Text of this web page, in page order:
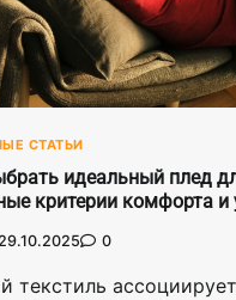
СТАТЬИ
идеальный плед
критерии комфорта и
29.10.2025 0
текстиль